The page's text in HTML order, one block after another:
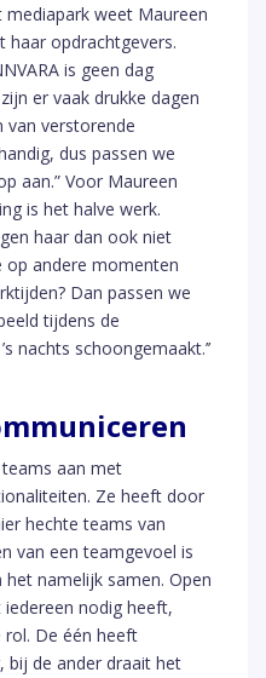
weet Maureen
haar opdrachtgevers.
is geen dag
er vaak drukke dagen
van verstorende
dus passen we
aan.” Voor Maureen
is het halve werk.
haar dan ook niet
op andere momenten
Dan passen we
tijdens de
nachts schoongemaakt.’’
aan met
Ze heeft door
hechte teams van
van een teamgevoel is
namelijk samen. Open
nodig heeft,
rol. De één heeft
bij de ander draait het